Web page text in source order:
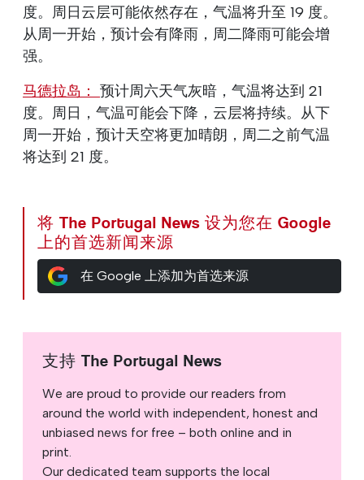
度。周日云层可能依然存在，气温将升至 19 度。
从周一开始，预计会有降雨，周二降雨可能会增
强。
马德拉岛： 预计周六天气灰暗，气温将达到 21
度。周日，气温可能会下降，云层将持续。从下
周一开始，预计天空将更加晴朗，周二之前气温
将达到 21 度。
将 The Portugal News 设为您在 Google
上的首选新闻来源
在 Google 上添加为首选来源
支持 The Portugal News
We are proud to provide our readers from
around the world with independent, honest and
unbiased news for free – both online and in
print.
Our dedicated team supports the local